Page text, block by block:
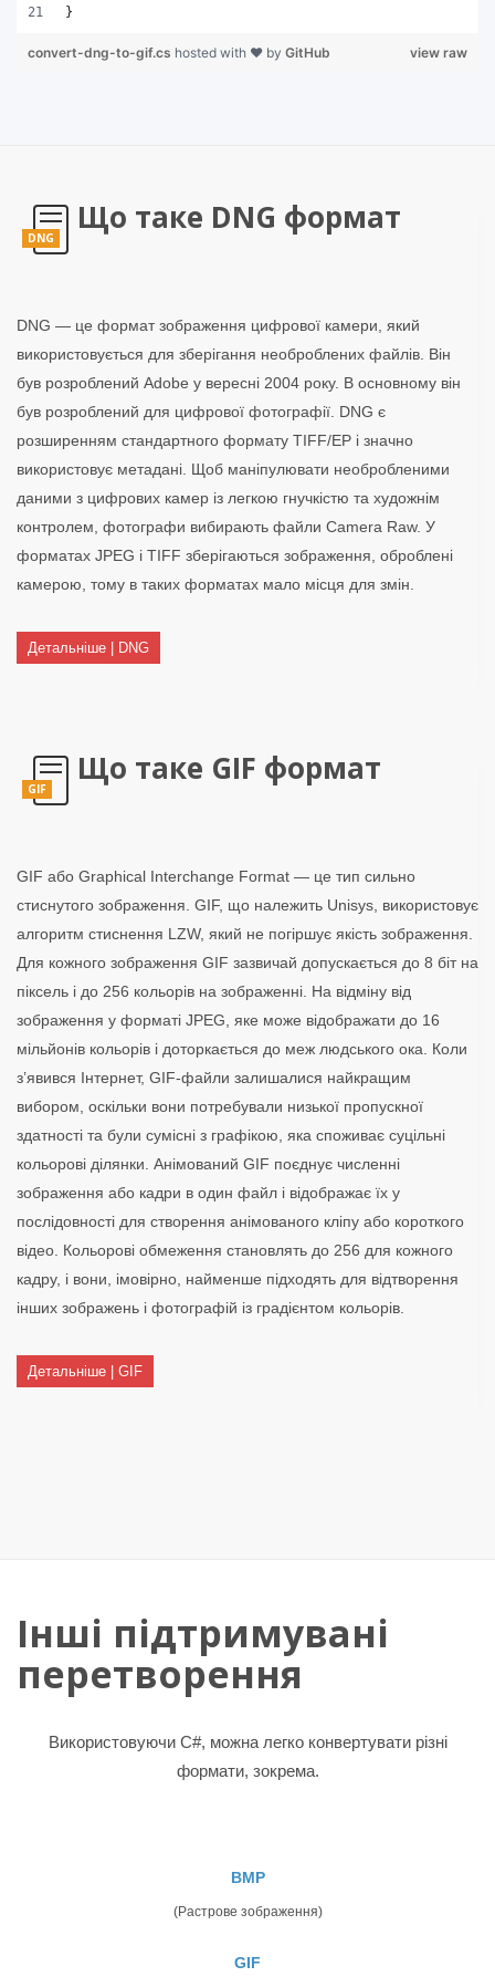
}
view raw
convert-dng-to-gif.cs hosted with ❤ by GitHub
DNG
Що таке DNG формат
DNG — це формат зображення цифрової камери, який
використовується для зберігання необроблених файлів. Він
був розроблений Adobe у вересні 2004 року. В основному він
був розроблений для цифрової фотографії. DNG є
розширенням стандартного формату TIFF/EP і значно
використовує метадані. Щоб маніпулювати необробленими
даними з цифрових камер із легкою гнучкістю та художнім
контролем, фотографи вибирають файли Camera Raw. У
форматах JPEG і TIFF зберігаються зображення, оброблені
камерою, тому в таких форматах мало місця для змін.
Детальніше | DNG
GIF
Що таке GIF формат
GIF або Graphical Interchange Format — це тип сильно
стиснутого зображення. GIF, що належить Unisys, використовує
алгоритм стиснення LZW, який не погіршує якість зображення.
Для кожного зображення GIF зазвичай допускається до 8 біт на
піксель і до 256 кольорів на зображенні. На відміну від
зображення у форматі JPEG, яке може відображати до 16
мільйонів кольорів і доторкається до меж людського ока. Коли
з’явився Інтернет, GIF-файли залишалися найкращим
вибором, оскільки вони потребували низької пропускної
здатності та були сумісні з графікою, яка споживає суцільні
кольорові ділянки. Анімований GIF поєднує численні
зображення або кадри в один файл і відображає їх у
послідовності для створення анімованого кліпу або короткого
відео. Кольорові обмеження становлять до 256 для кожного
кадру, і вони, імовірно, найменше підходять для відтворення
інших зображень і фотографій із градієнтом кольорів.
Детальніше | GIF
Інші підтримувані
перетворення
Використовуючи C#, можна легко конвертувати різні
формати, зокрема.
BMP
(Растрове зображення)
GIF